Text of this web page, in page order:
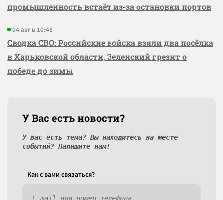
промышленность встаёт из-за остановки портов
04 авг в 10:46
Сводка СВО: Российские войска взяли два посёлка
в Харьковской области, Зеленский грезит о
победе до зимы
У Вас есть новости?
У вас есть тема? Вы находитесь на месте
событий? Напишите нам!
Как c вами связаться?